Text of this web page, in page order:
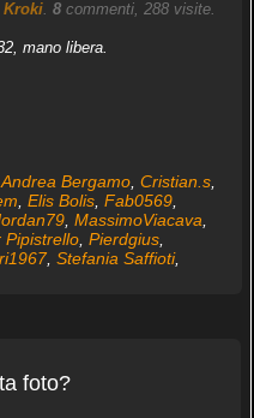
Kroki. 8commenti, 288 visite.
mano libera.
Andrea Bergamo, Cristian.s,
Elis Bolis, Fab0569,
, MassimoViacava
Pipistrello, Pierdgius,
, Stefania Saffioti,
foto?